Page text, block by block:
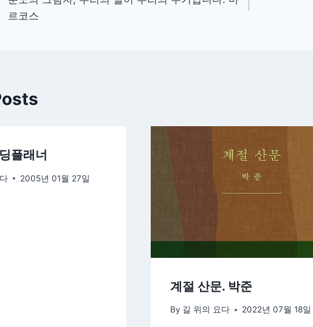
탐
르코스
플래너
2005년 01월 27일
계절 산문. 박준
By 길 위의 요다 2022년 07월 18일